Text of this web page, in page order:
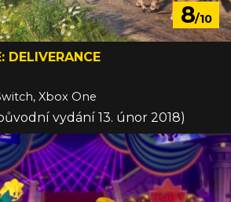
8/10
DELIVERANCE
Xbox One
vydání 13. únor 2018)